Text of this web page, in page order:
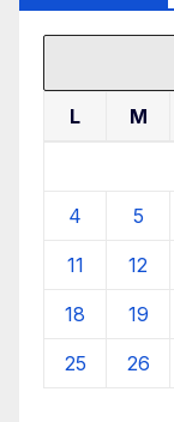
L M
4 5
11 12
18 19
25 26